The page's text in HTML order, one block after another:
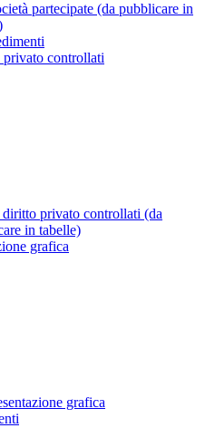
partecipate (da pubblicare in
controllati
privato controllati (da
in tabelle)
grafica
grafica